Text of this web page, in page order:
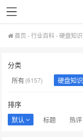
首页 -行业百科-硬盘知识
分类
所有(6157) 硬盘知识
排序
默认 标题 热评